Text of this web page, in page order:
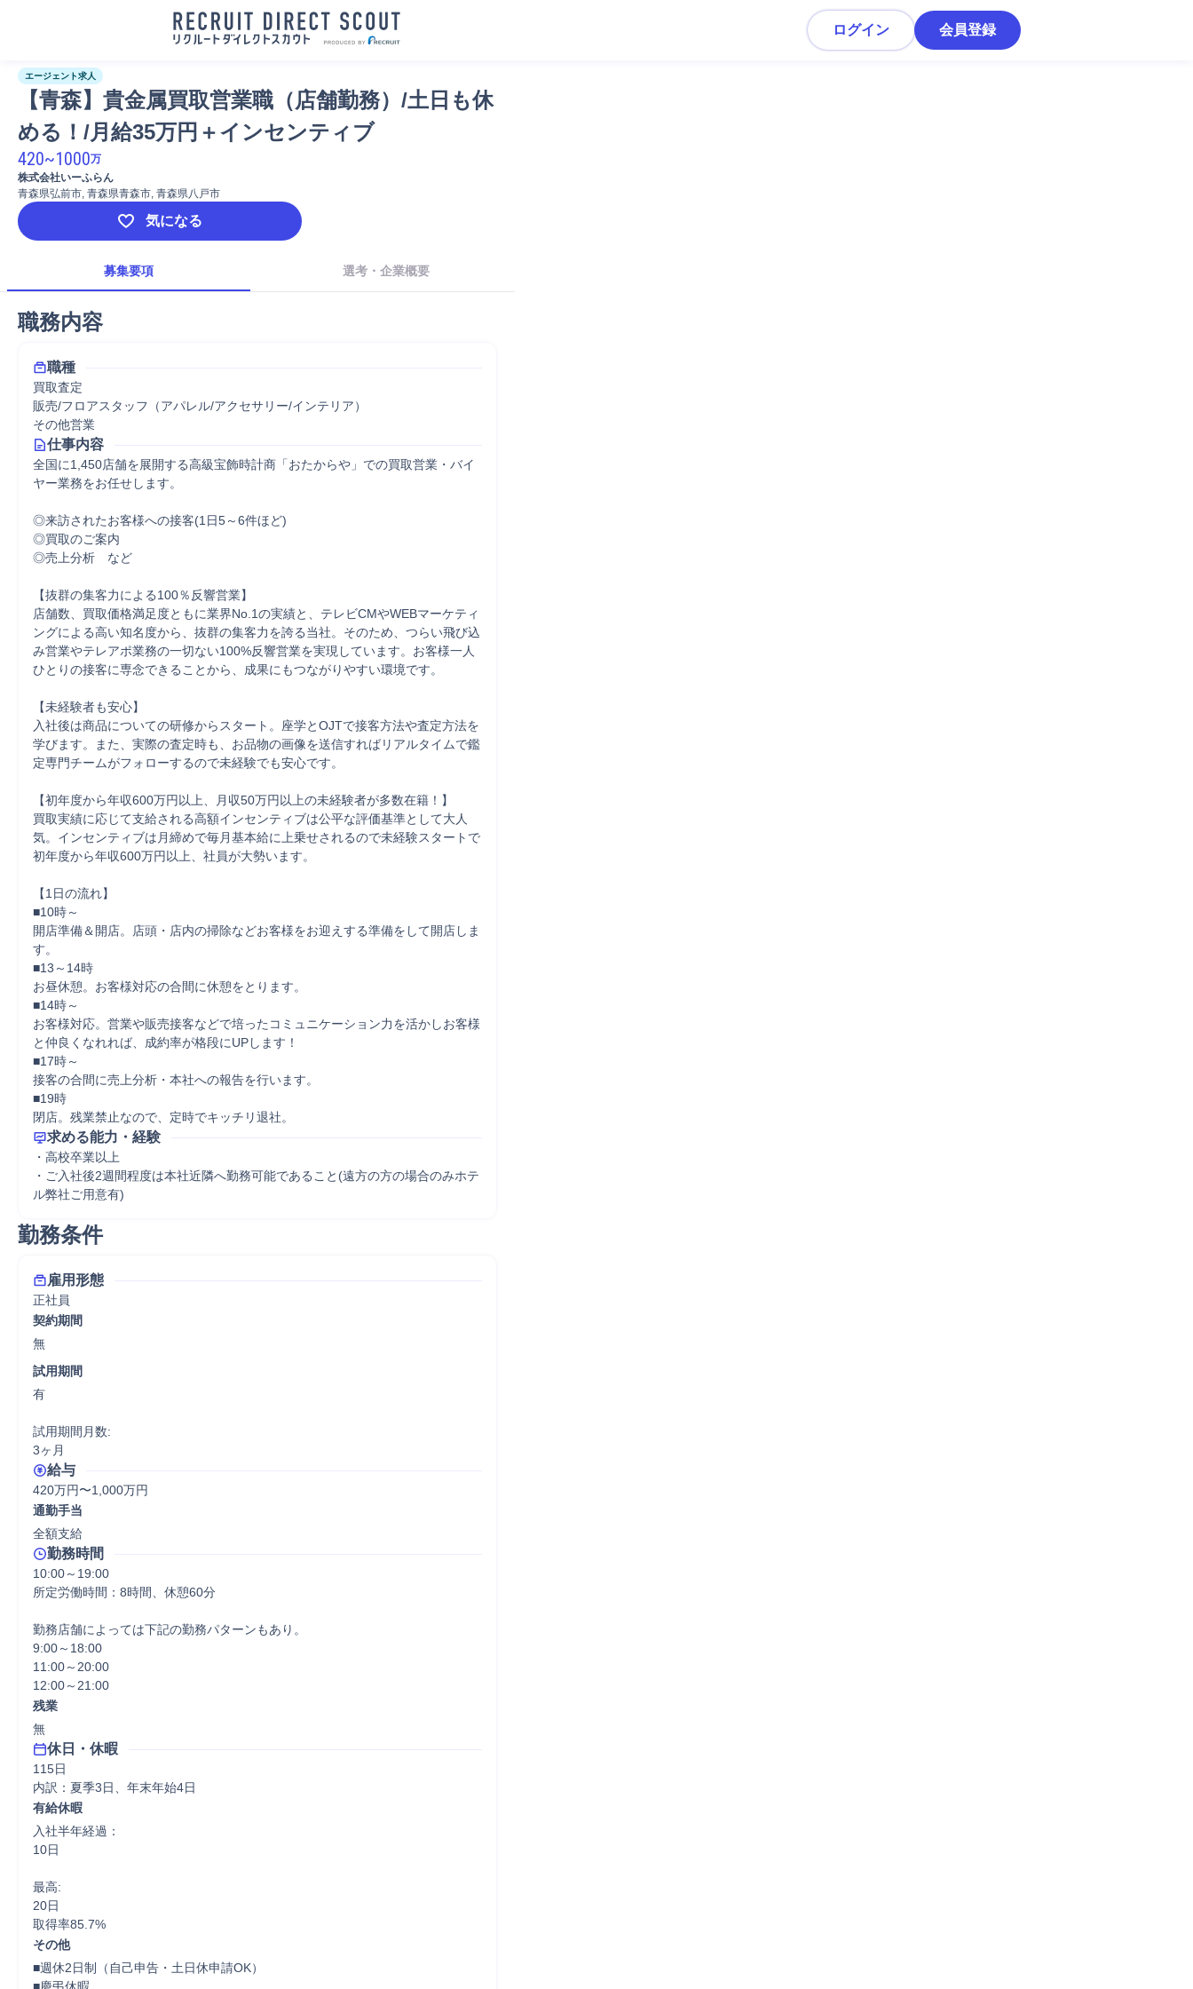
ログイン 会員登録
エージェント求人
【青森】貴金属買取営業職（店舗勤務）/土日も休
める！/月給35万円＋インセンティブ
420~1000万
株式会社いーふらん
青森県弘前市, 青森県青森市, 青森県八戸市
気になる
募集要項 選考・企業概要
職務内容
職種
買取査定
販売/フロアスタッフ（アパレル/アクセサリー/インテリア）
その他営業
仕事内容
全国に1,450店舗を展開する高級宝飾時計商「おたからや」での買取営業・バイ
ヤー業務をお任せします。
◎来訪されたお客様への接客(1日5～6件ほど)
◎買取のご案内
◎売上分析　など
【抜群の集客力による100％反響営業】
店舗数、買取価格満足度ともに業界No.1の実績と、テレビCMやWEBマーケティ
ングによる高い知名度から、抜群の集客力を誇る当社。そのため、つらい飛び込
み営業やテレアポ業務の一切ない100%反響営業を実現しています。お客様一人
ひとりの接客に専念できることから、成果にもつながりやすい環境です。
【未経験者も安心】
入社後は商品についての研修からスタート。座学とOJTで接客方法や査定方法を
学びます。また、実際の査定時も、お品物の画像を送信すればリアルタイムで鑑
定専門チームがフォローするので未経験でも安心です。
【初年度から年収600万円以上、月収50万円以上の未経験者が多数在籍！】
買取実績に応じて支給される高額インセンティブは公平な評価基準として大人
気。インセンティブは月締めで毎月基本給に上乗せされるので未経験スタートで
初年度から年収600万円以上、社員が大勢います。
【1日の流れ】
■10時～
開店準備＆開店。店頭・店内の掃除などお客様をお迎えする準備をして開店しま
す。
■13～14時
お昼休憩。お客様対応の合間に休憩をとります。
■14時～
お客様対応。営業や販売接客などで培ったコミュニケーション力を活かしお客様
と仲良くなれれば、成約率が格段にUPします！
■17時～
接客の合間に売上分析・本社への報告を行います。
■19時
閉店。残業禁止なので、定時でキッチリ退社。
求める能力・経験
・高校卒業以上
・ご入社後2週間程度は本社近隣へ勤務可能であること(遠方の方の場合のみホテ
ル弊社ご用意有)
勤務条件
雇用形態
正社員
契約期間
無
試用期間
有
試用期間月数:
3ヶ月
給与
420万円〜1,000万円
通勤手当
全額支給
勤務時間
10:00～19:00
所定労働時間：8時間、休憩60分
勤務店舗によっては下記の勤務パターンもあり。
9:00～18:00
11:00～20:00
12:00～21:00
残業
無
休日・休暇
115日
内訳：夏季3日、年末年始4日
有給休暇
入社半年経過：
10日
最高:
20日
取得率85.7%
その他
■週休2日制（自己申告・土日休申請OK）